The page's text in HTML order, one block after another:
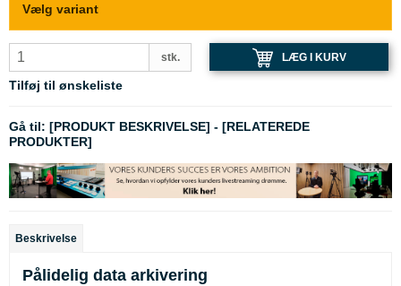
Vælg variant
stk. LÆG I KURV
Tilføj til ønskeliste
Gå til: [PRODUKT BESKRIVELSE] - [RELATEREDE
PRODUKTER]
Beskrivelse
Pålidelig data arkivering